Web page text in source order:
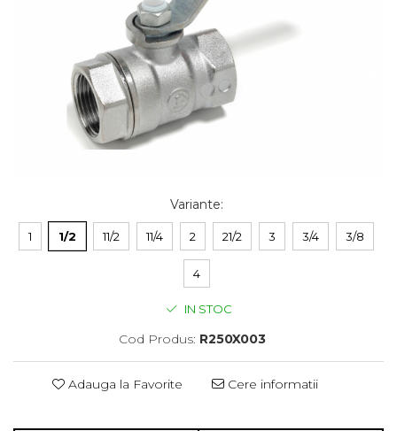
Variante:
1 1/2 11/2 11/4 2 21/2 3 3/4 3/8
4
IN STOC
Cod Produs: R250X003
Adauga la Favorite Cere informatii